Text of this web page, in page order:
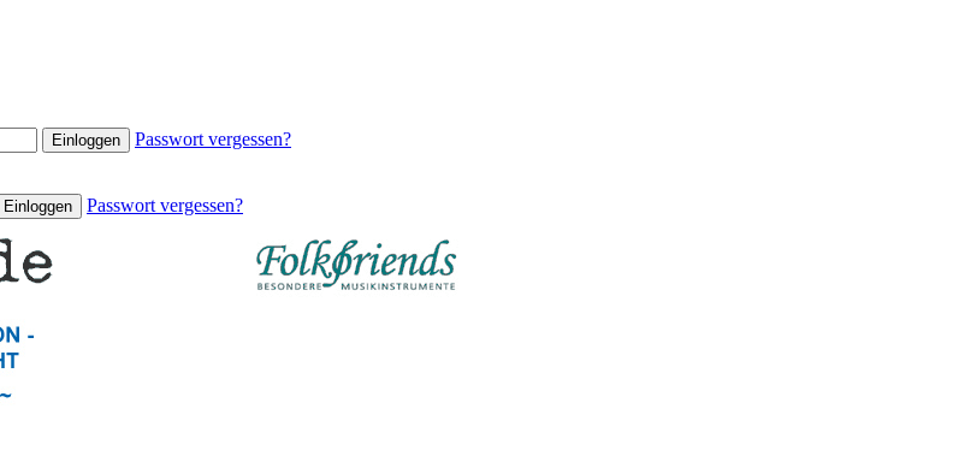
Passwort vergessen?
Passwort vergessen?